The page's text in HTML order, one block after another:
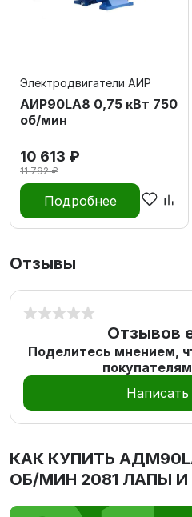
Электродвигатели АИР
АИР90LА8 0,75 кВт 750
об/мин
10 613 ₽
11 792 ₽
Подробнее
Отзывы
Отзывов
Поделитесь мнением,
КАК КУПИТЬ
ОБ/МИН 2081 ЛАПЫ